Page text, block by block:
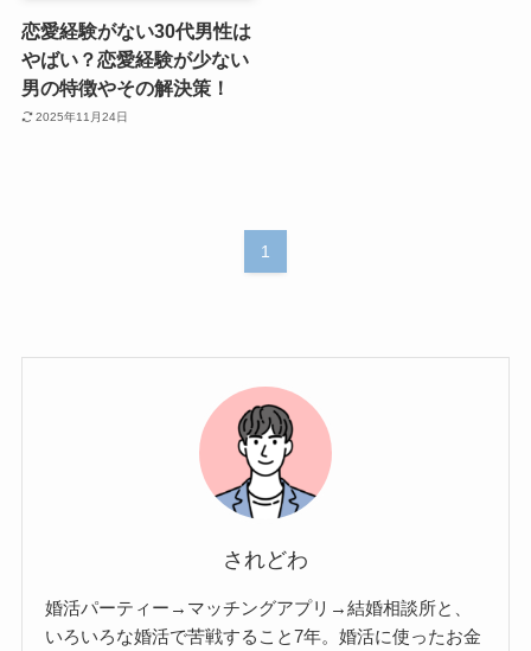
恋愛経験がない30代男性は
やばい？恋愛経験が少ない
男の特徴やその解決策！
2025年11月24日
1
されどわ
婚活パーティー→マッチングアプリ→結婚相談所と、
いろいろな婚活で苦戦すること7年。婚活に使ったお金